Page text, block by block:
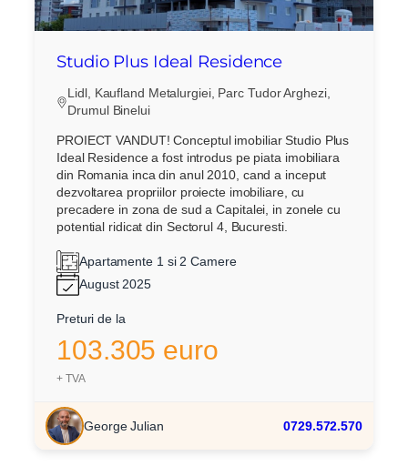
Studio Plus Ideal Residence
Lidl, Kaufland Metalurgiei, Parc Tudor Arghezi,
Drumul Binelui
PROIECT VANDUT! Conceptul imobiliar Studio Plus
Ideal Residence a fost introdus pe piata imobiliara
din Romania inca din anul 2010, cand a inceput
dezvoltarea propriilor proiecte imobiliare, cu
precadere in zona de sud a Capitalei, in zonele cu
potential ridicat din Sectorul 4, Bucuresti.
Apartamente 1 si 2 Camere
August 2025
Preturi de la
103.305 euro
+ TVA
George Julian 0729.572.570